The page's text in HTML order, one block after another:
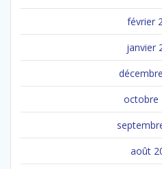
février
janvier
octobre
août